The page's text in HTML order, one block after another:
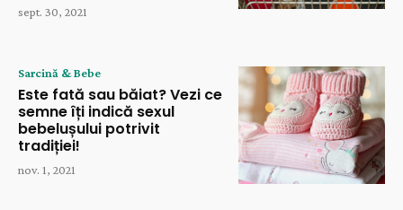
sept. 30, 2021
Sarcină & Bebe
Este fată sau băiat? Vezi ce
semne îți indică sexul
bebelușului potrivit
tradiției!
nov. 1, 2021